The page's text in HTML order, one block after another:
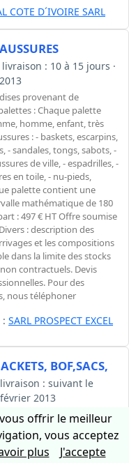
COTE D´IVOIRE SARL
: 10 à 15 jours ·
provenant de
: Chaque palette
homme, enfant, très
: - baskets, escarpins,
- sandales, tongs, sabots, -
de ville, - espadrilles, -
en toile, - nu-pieds,
palette contient une
mathématique de 180
: 497 € HT Offre soumise
: description des
et les compositions
dans la limite des stocks
contractuels. Devis
Pour des
nous téléphoner
: SARL PROSPECT EXCEL
BOF,SACS,
: suivant le
2013
et qualifier dans
produits en cuire (
avec cuire 100%
au maroc, artisanal
offrir le meilleur
vous acceptez
plus J'accepte